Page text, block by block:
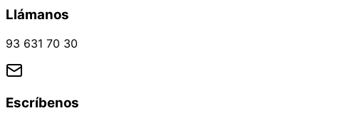
Llámanos
93 631 70 30
Escríbenos